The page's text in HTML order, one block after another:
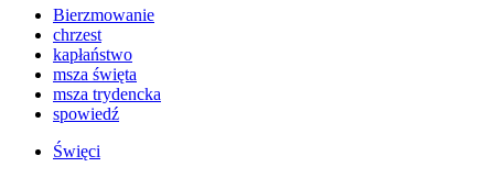
Bierzmowanie
chrzest
kapłaństwo
msza święta
msza trydencka
spowiedź
Święci